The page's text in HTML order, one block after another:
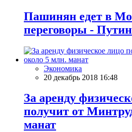
Пашинян едет в
переговоры - Путин
Экономика
20 декабрь 2018 16:48
За аренду
получит от
манат